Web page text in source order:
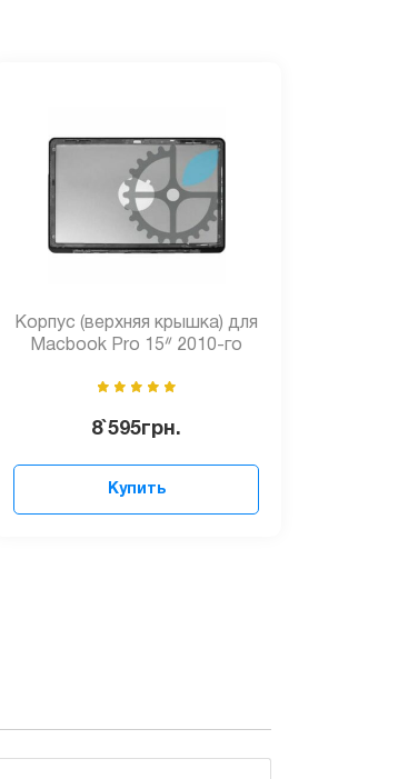
Корпус (верхняя крышка) для
Macbook Pro 15ᐥ 2010-го
8`595грн.
Купить